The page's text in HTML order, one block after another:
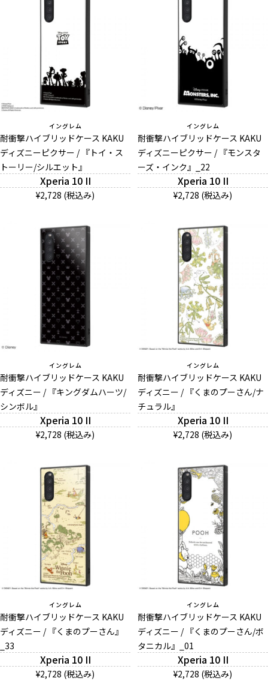
イングレム
耐衝撃ハイブリッドケース KAKU
ディズニーピクサー / 『トイ・ス
トーリー/シルエット』
Xperia 10 II
¥2,728 (税込み)
イングレム
耐衝撃ハイブリッドケース KAKU
ディズニーピクサー / 『モンスタ
ーズ・インク』_22
Xperia 10 II
¥2,728 (税込み)
イングレム
耐衝撃ハイブリッドケース KAKU
ディズニー / 『キングダムハーツ/
シンボル』
Xperia 10 II
¥2,728 (税込み)
イングレム
耐衝撃ハイブリッドケース KAKU
ディズニー / 『くまのプーさん/ナ
チュラル』
Xperia 10 II
¥2,728 (税込み)
イングレム
耐衝撃ハイブリッドケース KAKU
ディズニー / 『くまのプーさん』
_33
Xperia 10 II
¥2,728 (税込み)
イングレム
耐衝撃ハイブリッドケース KAKU
ディズニー / 『くまのプーさん/ボ
タニカル』_01
Xperia 10 II
¥2,728 (税込み)